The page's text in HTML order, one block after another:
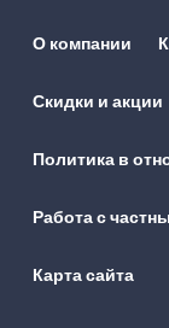
О компании
Скидки и акции
Политика в
Работа с
Карта сайта